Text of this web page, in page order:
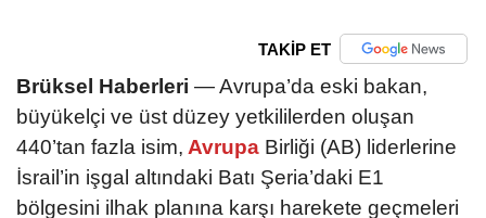
TAKİP ET
Brüksel Haberleri — Avrupa’da eski bakan,
büyükelçi ve üst düzey yetkililerden oluşan
440’tan fazla isim, Avrupa Birliği (AB) liderlerine
İsrail’in işgal altındaki Batı Şeria’daki E1
bölgesini ilhak planına karşı harekete geçmeleri